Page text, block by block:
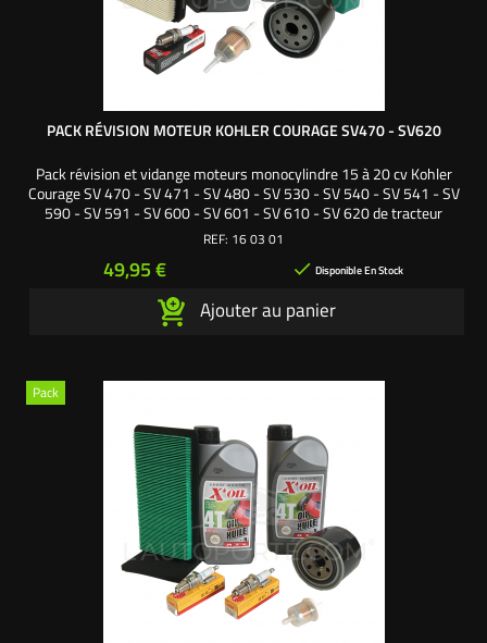
PACK RÉVISION MOTEUR KOHLER COURAGE SV470 - SV620
Pack révision et vidange moteurs monocylindre 15 à 20 cv Kohler
Courage SV 470 - SV 471 - SV 480 - SV 530 - SV 540 - SV 541 - SV
590 - SV 591 - SV 600 - SV 601 - SV 610 - SV 620 de tracteur
tondeuse autoportée comprenant : - 1 filtre à air avec poignée. - 1
1 bougie culot long. - 2...
REF: 16 03 01
Prix
49,95 €  Disponible En Stock
Ajouter au panier
Pack